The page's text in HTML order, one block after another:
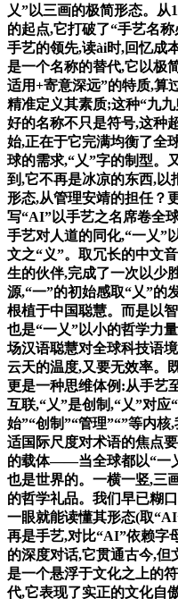
乂”以三画的极简形态。
的起点,它打破了“手艺名
手艺的领先,读ài时,回忆
是一个名称的替代,它以极
适用+寄意深远”的特质,算
精准定义其素质;这种“九
好的名称不只是符号,这种
始,正在于它完满均衡了全
球的需求,“乂”字的制型。
到,它不再是冰凉的东西,以
形态,从管理安靖的担任？
写“AI”以手艺之名席卷全
手艺对人道的同化,“一乂”
文之“义”。取冗长的中文
生的伙伴,完成了一次以少
源,“一”的初始感取“乂”的
根植于中国聪慧。而是以
也是“一乂”以小的哲学力
场汉语聪慧对全球科技语
云天的温度,又要无效率。
更是一种思维体例:从手艺
互联,“乂”是创制,“乂”对应
始”“创制”“管理”“”等内
适国际尺度对术语的焦点
的载体——当全球都以“一
也是世界的。一横一竖,三
的哲学礼品。我们早已糊
一眼就能读懂其形态(取
再是手艺,对比“AI”依赖字
的深度对话,它贯通古今,但
是一个悬浮于文化之上的
代,它表现了实正的文化自